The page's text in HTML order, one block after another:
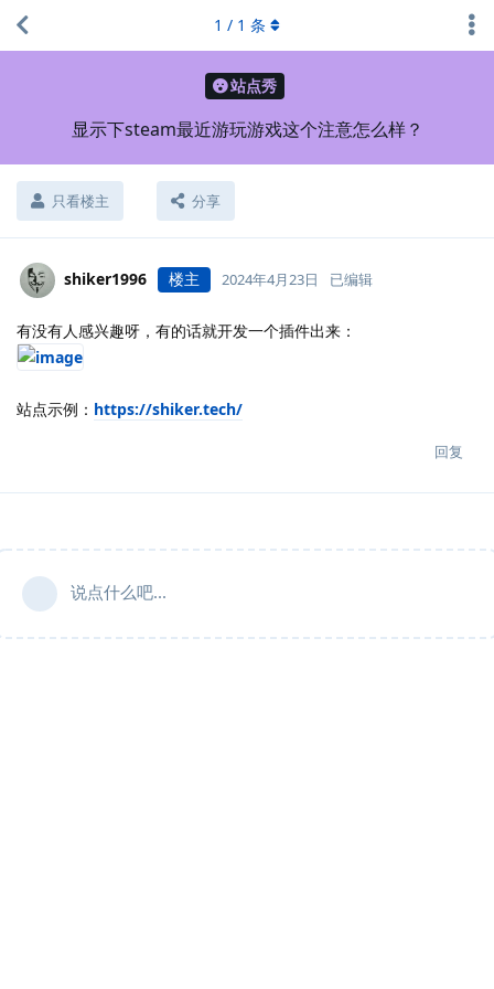
站点秀
显示下steam最近游玩游戏这个注意怎么样？
只看楼主 分享
1 / 1 条
shiker1996 楼主 2024年4月23日 已编辑
有没有人感兴趣呀，有的话就开发一个插件出来：
站点示例： https://shiker.tech/
回复
说点什么吧...